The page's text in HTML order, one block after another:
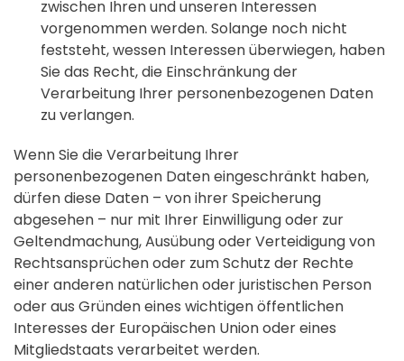
zwischen Ihren und unseren Interessen
vorgenommen werden. Solange noch nicht
feststeht, wessen Interessen überwiegen, haben
Sie das Recht, die Einschränkung der
Verarbeitung Ihrer personenbezogenen Daten
zu verlangen.
Wenn Sie die Verarbeitung Ihrer
personenbezogenen Daten eingeschränkt haben,
dürfen diese Daten – von ihrer Speicherung
abgesehen – nur mit Ihrer Einwilligung oder zur
Geltendmachung, Ausübung oder Verteidigung von
Rechtsansprüchen oder zum Schutz der Rechte
einer anderen natürlichen oder juristischen Person
oder aus Gründen eines wichtigen öffentlichen
Interesses der Europäischen Union oder eines
Mitgliedstaats verarbeitet werden.